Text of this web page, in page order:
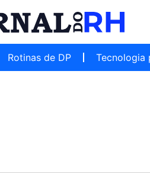
Rotinas de DP Tecnologia